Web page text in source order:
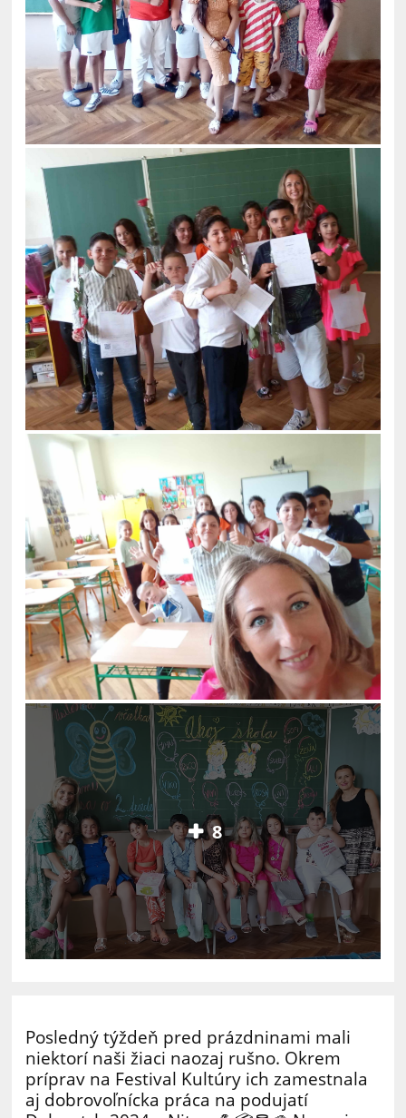
8
Posledný týždeň pred prázdninami mali
niektorí naši žiaci naozaj rušno. Okrem
príprav na Festival Kultúry ich zamestnala
aj dobrovoľnícka práca na podujatí